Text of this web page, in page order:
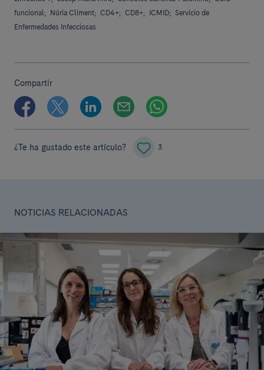
funcional;
Núria Climent; CD4+; CD8+; ICMID;
Servicio de
Enfermedades Infecciosas
Compartir
¿Te ha gustado este artículo? 3
NOTICIAS RELACIONADAS